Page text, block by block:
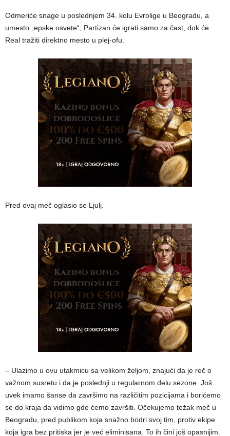
Odmeriće snage u poslednjem 34. kolu Evrolige u Beogradu, a
umesto „epske osvete“, Partizan će igrati samo za čast, dok će
Real tražiti direktno mesto u plej-ofu.
Pred ovaj meč oglasio se Ljulj.
– Ulazimo u ovu utakmicu sa velikom željom, znajući da je reč o
važnom susretu i da je poslednji u regularnom delu sezone. Još
uvek imamo šanse da završimo na različitim pozicijama i borićemo
se do kraja da vidimo gde ćemo završiti. Očekujemo težak meč u
Beogradu, pred publikom koja snažno bodri svoj tim, protiv ekipe
koja igra bez pritiska jer je već eliminisana. To ih čini još opasnijim.